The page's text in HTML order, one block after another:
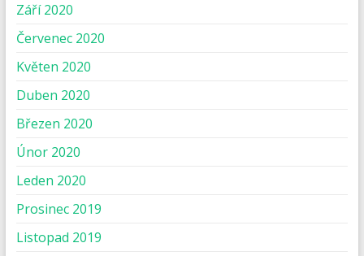
Září 2020
Červenec 2020
Květen 2020
Duben 2020
Březen 2020
Únor 2020
Leden 2020
Prosinec 2019
Listopad 2019